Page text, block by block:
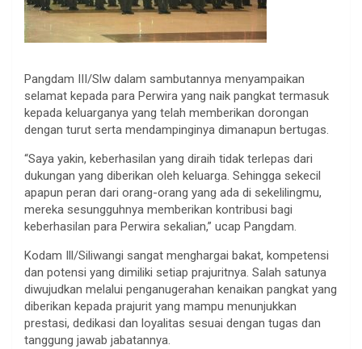
Pangdam III/Slw dalam sambutannya menyampaikan
selamat kepada para Perwira yang naik pangkat termasuk
kepada keluarganya yang telah memberikan dorongan
dengan turut serta mendampinginya dimanapun bertugas.
“Saya yakin, keberhasilan yang diraih tidak terlepas dari
dukungan yang diberikan oleh keluarga. Sehingga sekecil
apapun peran dari orang-orang yang ada di sekelilingmu,
mereka sesungguhnya memberikan kontribusi bagi
keberhasilan para Perwira sekalian,” ucap Pangdam.
Kodam Ill/Siliwangi sangat menghargai bakat, kompetensi
dan potensi yang dimiliki setiap prajuritnya. Salah satunya
diwujudkan melalui penganugerahan kenaikan pangkat yang
diberikan kepada prajurit yang mampu menunjukkan
prestasi, dedikasi dan loyalitas sesuai dengan tugas dan
tanggung jawab jabatannya.